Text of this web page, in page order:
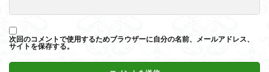
次回のコメントで使用するためブラウザーに自分の名前、メールアドレス、
サイトを保存する。